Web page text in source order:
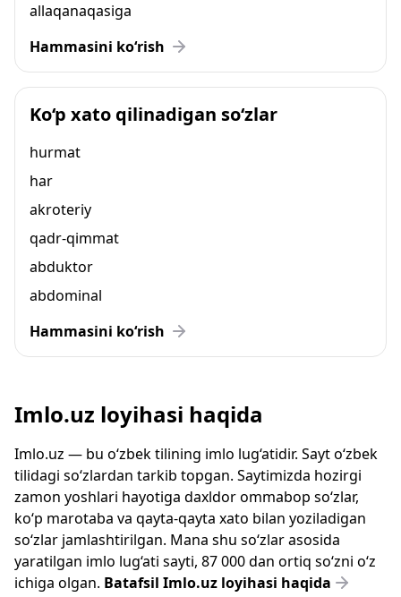
allaqanaqasiga
Hammasini ko‘rish
Ko‘p xato qilinadigan so‘zlar
hurmat
har
akroteriy
qadr-qimmat
abduktor
abdominal
Hammasini ko‘rish
Imlo.uz loyihasi haqida
Imlo.uz — bu o‘zbek tilining imlo lug‘atidir. Sayt o‘zbek
tilidagi so‘zlardan tarkib topgan. Saytimizda hozirgi
zamon yoshlari hayotiga daxldor ommabop so‘zlar,
ko‘p marotaba va qayta-qayta xato bilan yoziladigan
so‘zlar jamlashtirilgan. Mana shu so‘zlar asosida
yaratilgan imlo lug‘ati sayti, 87 000 dan ortiq so‘zni o‘z
ichiga olgan. Batafsil Imlo.uz loyihasi haqida